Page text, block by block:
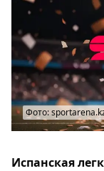
Фото:
Испанская